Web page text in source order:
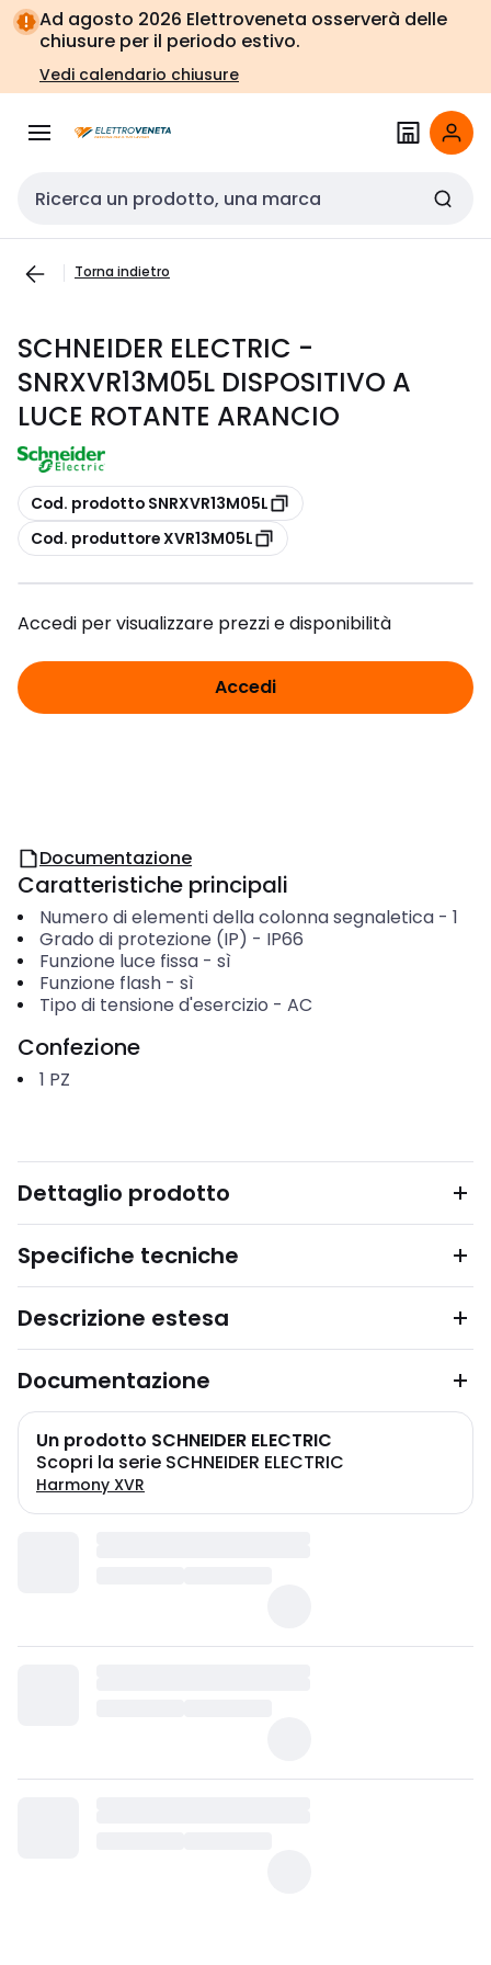
Vai alla
navigazione
Vai
alla
pagina
Ad agosto 2026 Elettroveneta osserverà delle
chiusure per il periodo estivo.
Vedi calendario chiusure
Cerca input
Torna indietro
SCHNEIDER ELECTRIC -
SNRXVR13M05L DISPOSITIVO A
LUCE ROTANTE ARANCIO
copia
Cod. prodotto SNRXVR13M05L
copia
Cod. produttore XVR13M05L
Accedi per visualizzare prezzi e disponibilità
Accedi
Documentazione
Caratteristiche principali
Numero di elementi della colonna segnaletica- 1
Grado di protezione (IP) - IP66
Funzione luce fissa- sì
Funzione flash- sì
Tipo di tensione d'esercizio - AC
Confezione
1 PZ
Dettaglio prodotto
Specifiche tecniche
Descrizione estesa
Documentazione
Un prodotto SCHNEIDER ELECTRIC
Scopri la serie SCHNEIDER ELECTRIC
Harmony XVR